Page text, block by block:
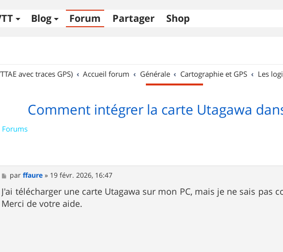
Blog Forum Partager Shop
avec traces GPS)
Accueil forum Générale Cartographie et GPS Les
Comment intégrer la carte Utagawa
Forums
M
e
s
s
a
parffaure » 19 févr. 2026, 16:47
J'ai télécharger une carte Utagawa sur mon PC, mais je ne sais pas
Merci de votre aide.